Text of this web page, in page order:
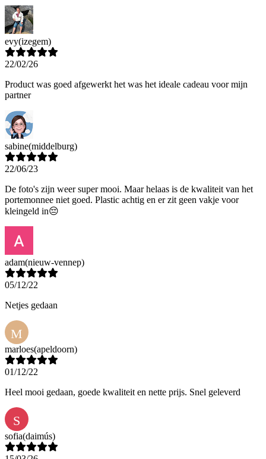
evy(izegem)
22/02/26
Product was goed afgewerkt het was het ideale cadeau voor mijn
partner
sabine(middelburg)
22/06/23
De foto's zijn weer super mooi. Maar helaas is de kwaliteit van het
portemonnee niet goed. Plastic achtig en er zit geen vakje voor
kleingeld in😔
adam(nieuw-vennep)
05/12/22
Netjes gedaan
M
marloes(apeldoorn)
01/12/22
Heel mooi gedaan, goede kwaliteit en nette prijs. Snel geleverd
S
sofia(daimús)